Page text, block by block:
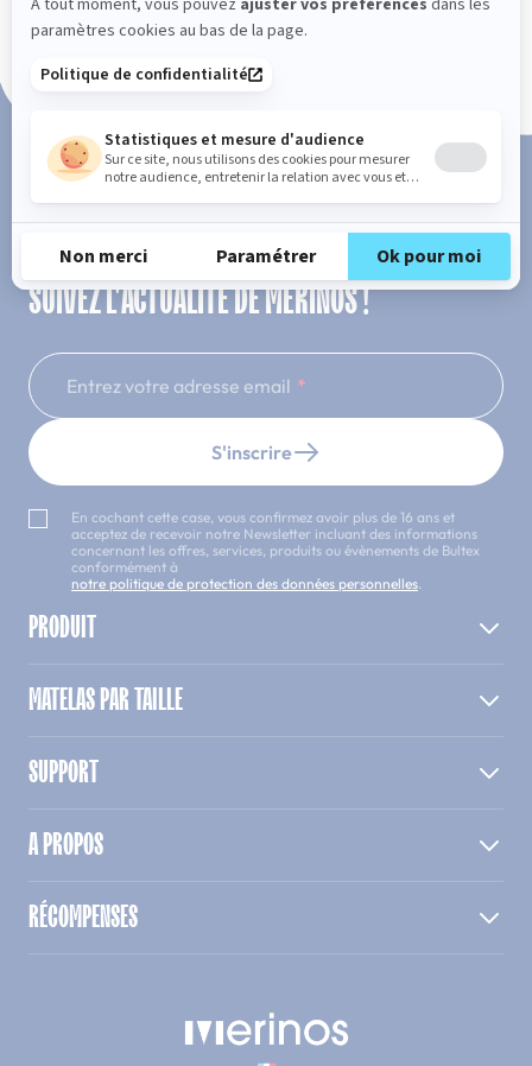
Paiement en 3x ou 4x sans frais
SUIVEZ L'ACTUALITÉ DE MERINOS !
Entrez votre adresse email
S'inscrire
En cochant cette case, vous confirmez avoir plus de 16 ans et
acceptez de recevoir notre Newsletter incluant des informations
concernant les offres, services, produits ou évènements de Bultex
conformément à
notre politique de protection des données personnelles.
PRODUIT
MATELAS PAR TAILLE
SUPPORT
A PROPOS
RÉCOMPENSES